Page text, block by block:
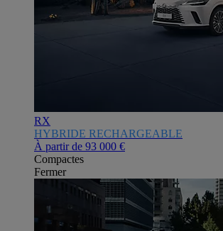
RX
HYBRIDE RECHARGEABLE
À partir de 93 000 €
Compactes
Fermer